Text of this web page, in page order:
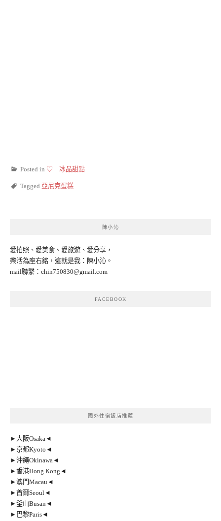
Posted in ♡ 冰品甜點
Tagged 亞尼克蛋糕
陳小沁
愛拍照、愛美食、愛旅遊、愛分享，
樂活為座右銘，這就是我：陳小沁。
mail聯繫： chin750830@gmail.com
FACEBOOK
國外住宿飯店推薦
►大阪Osaka◄
►京都Kyoto◄
►沖繩Okinawa◄
►香港Hong Kong◄
►澳門Macau◄
►首爾Seoul◄
►釜山Busan◄
►巴黎Paris◄